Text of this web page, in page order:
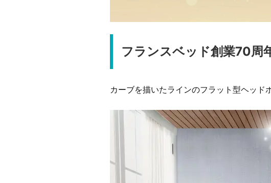
フランスベッド創業70周
カーブを描いたラインのフラット型ヘッド